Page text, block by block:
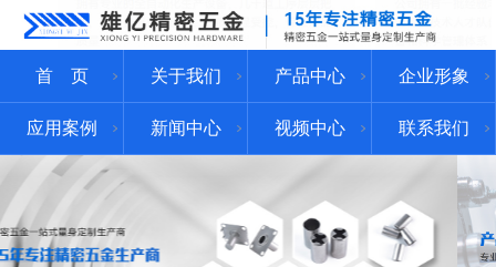
首 页 关于我们 产品中心 企业形象
应用案例 新闻中心 视频中心 联系我们